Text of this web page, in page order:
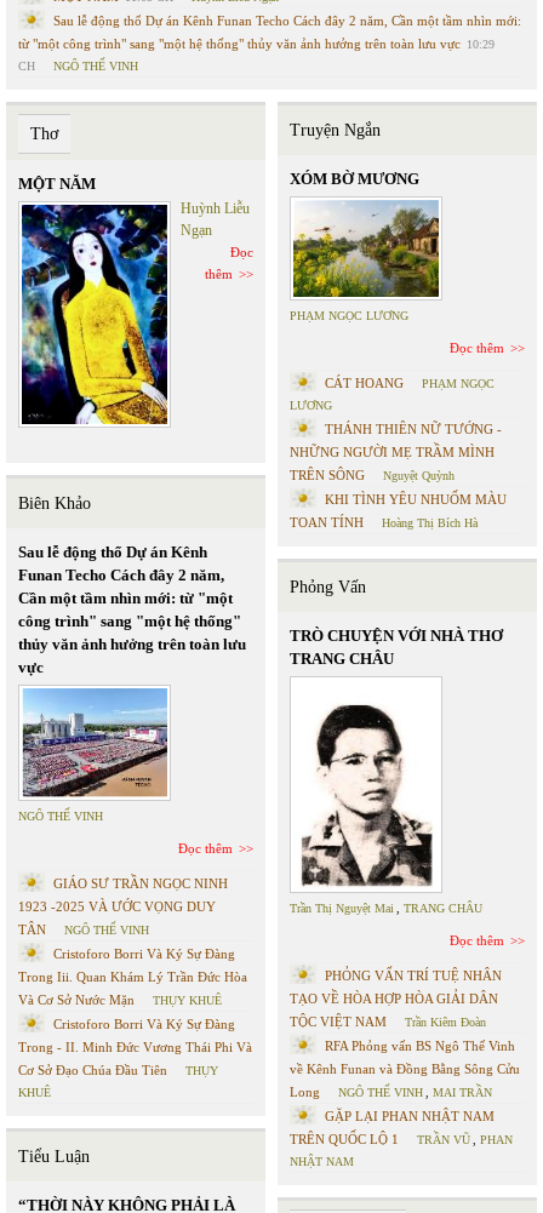
Sau lễ động thổ Dự án Kênh Funan Techo Cách đây 2 năm, Cần một tầm nhìn mới:
từ "một công trình" sang "một hệ thống" thủy văn ảnh hưởng trên toàn lưu vực 10:29
CH
NGÔ THẾ VINH
Thơ
MỘT NĂM
Huỳnh Liễu
Ngạn
Đọc
thêm
Biên Khảo
Sau lễ động thổ Dự án Kênh
Funan Techo Cách đây 2 năm,
Cần một tầm nhìn mới: từ "một
công trình" sang "một hệ thống"
thủy văn ảnh hưởng trên toàn lưu
vực
NGÔ THẾ VINH
Đọc thêm
GIÁO SƯ TRẦN NGỌC NINH
1923 -2025 VÀ ƯỚC VỌNG DUY
TÂN
NGÔ THẾ VINH
Cristoforo Borri Và Ký Sự Đàng
Trong Iii. Quan Khám Lý Trần Đức Hòa
Và Cơ Sở Nước Mặn
THỤY KHUÊ
Cristoforo Borri Và Ký Sự Đàng
Trong - II. Minh Đức Vương Thái Phi Và
Cơ Sở Đạo Chúa Đầu Tiên
THỤY
KHUÊ
Tiểu Luận
“THỜI NÀY KHÔNG PHẢI LÀ
Truyện Ngắn
XÓM BỜ MƯƠNG
PHẠM NGỌC LƯƠNG
Đọc thêm
CÁT HOANG
PHẠM NGỌC
LƯƠNG
THÁNH THIÊN NỮ TƯỚNG -
NHỮNG NGƯỜI MẸ TRẦM MÌNH
TRÊN SÔNG
Nguyệt Quỳnh
KHI TÌNH YÊU NHUỐM MÀU
TOAN TÍNH
Hoàng Thị Bích Hà
Phỏng Vấn
TRÒ CHUYỆN VỚI NHÀ THƠ
TRANG CHÂU
Trần Thị Nguyệt Mai TRANG CHÂU
Đọc thêm
PHỎNG VẤN TRÍ TUỆ NHÂN
TẠO VỀ HÒA HỢP HÒA GIẢI DÂN
TỘC VIỆT NAM
Trần Kiêm Đoàn
RFA Phỏng vấn BS Ngô Thế Vinh
về Kênh Funan và Đồng Bằng Sông Cửu
Long
NGÔ THẾ VINH MAI TRẦN
GẶP LẠI PHAN NHẬT NAM
TRÊN QUỐC LỘ 1
TRẦN VŨ
PHAN
NHẬT NAM